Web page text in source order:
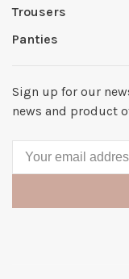
Trousers
Panties
Sign up for our
news and product